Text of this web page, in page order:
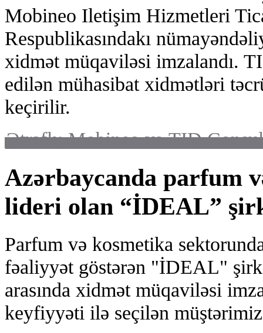
Mobineo Iletişim Hizmetleri
Respublikasındakı
xidmət müqaviləsi imzalandı.
edilən mühasibat xidmətləri
keçirilir.
Ətraflı: Mobineo və TID
Azərbaycanda parfum
lideri olan “İDEAL”
Parfum və kosmetika
fəaliyyət göstərən "İDEAL"
arasında xidmət müqaviləsi
keyfiyyəti ilə seçilən